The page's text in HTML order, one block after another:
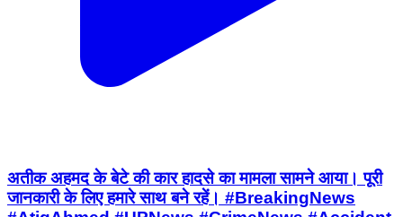
अतीक अहमद के बेटे की कार हादसे का मामला सामने आया। पूरी
जानकारी के लिए हमारे साथ बने रहें। #BreakingNews